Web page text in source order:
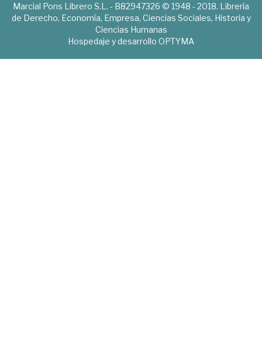
Marcial Pons Librero S.L. - B82947326 © 1948 - 2018. Librería
de Derecho, Economía, Empresa, Ciencias Sociales, Historia y
Ciencias Humanas
Hospedaje y desarrollo OPTYMA